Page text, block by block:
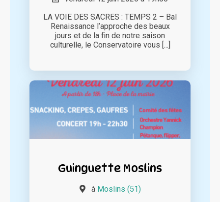
LA VOIE DES SACRES : TEMPS 2 – Bal
Renaissance l’approche des beaux
jours et de la fin de notre saison
culturelle, le Conservatoire vous [...]
Guinguette Moslins
à Moslins (51)